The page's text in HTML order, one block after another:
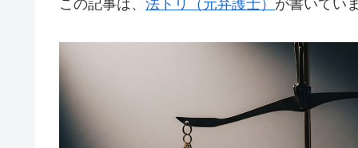
この記事は、 法トリ（元弁護士） が書いてい